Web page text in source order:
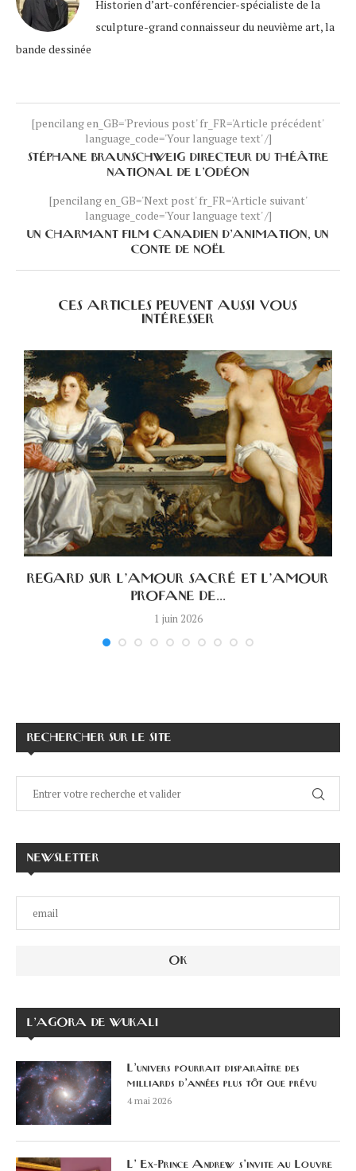
Historien d’art-conférencier-spécialiste de la
sculpture-grand connaisseur du neuvième art, la
bande dessinée
[pencilang en_GB='Previous post' fr_FR='Article précédent'
language_code='Your language text' /]
STÉPHANE BRAUNSCHWEIG DIRECTEUR DU THÉÂTRE
NATIONAL DE L’ODÉON
[pencilang en_GB='Next post' fr_FR='Article suivant'
language_code='Your language text' /]
UN CHARMANT FILM CANADIEN D’ANIMATION, UN
CONTE DE NOËL
CES ARTICLES PEUVENT AUSSI VOUS
INTÉRESSER
REGARD SUR L’AMOUR SACRÉ ET L’AMOUR
PROFANE DE...
1 juin 2026
RECHERCHER SUR LE SITE
NEWSLETTER
L’AGORA DE WUKALI
L’univers pourrait disparaître des
milliards d’années plus tôt que prévu
4 mai 2026
L’ Ex-Prince Andrew s’invite au Louvre